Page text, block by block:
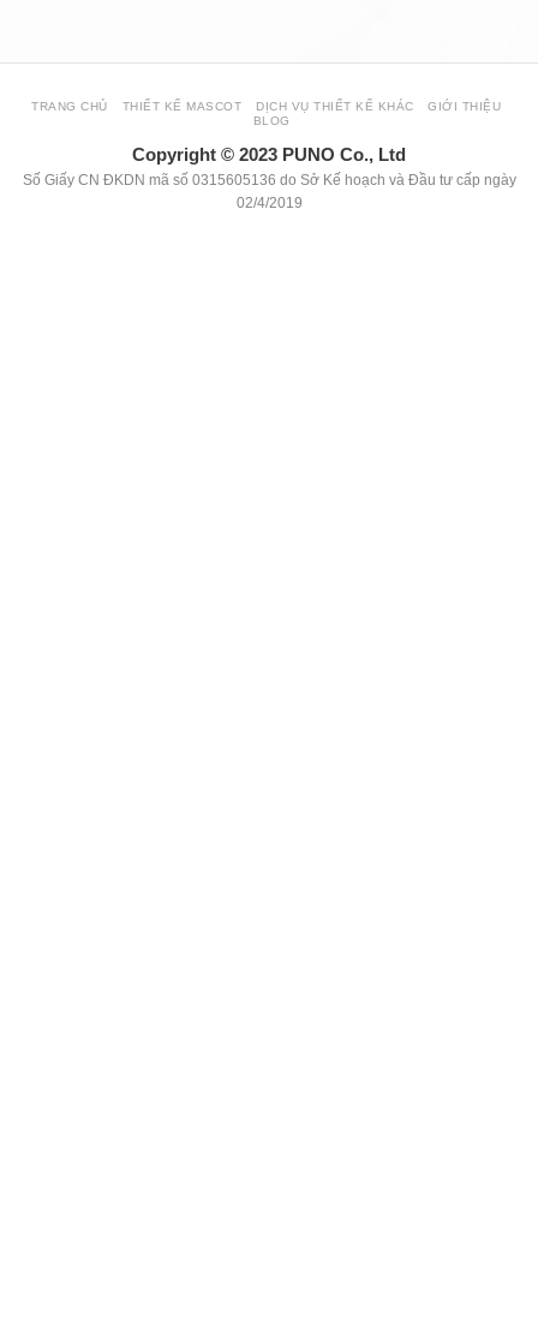
TRANG CHỦ THIẾT KẾ MASCOT DỊCH VỤ THIẾT KẾ KHÁC
GIỚI THIỆU
BLOG
Copyright © 2023 PUNO Co., Ltd
Số Giấy CN ĐKDN mã số 0315605136 do Sở Kế hoạch và Đầu tư cấp ngày
02/4/2019